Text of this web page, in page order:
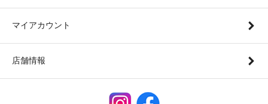
マイアカウント
店舗情報